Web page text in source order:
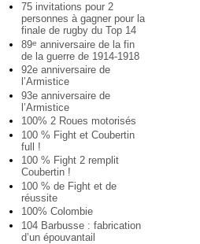
75 invitations pour 2
personnes à gagner pour la
finale de rugby du Top 14
89e anniversaire de la fin
de la guerre de 1914-1918
92e anniversaire de
l’Armistice
93e anniversaire de
l’Armistice
100% 2 Roues motorisés
100 % Fight et Coubertin
full !
100 % Fight 2 remplit
Coubertin !
100 % de Fight et de
réussite
100% Colombie
104 Barbusse : fabrication
d’un épouvantail